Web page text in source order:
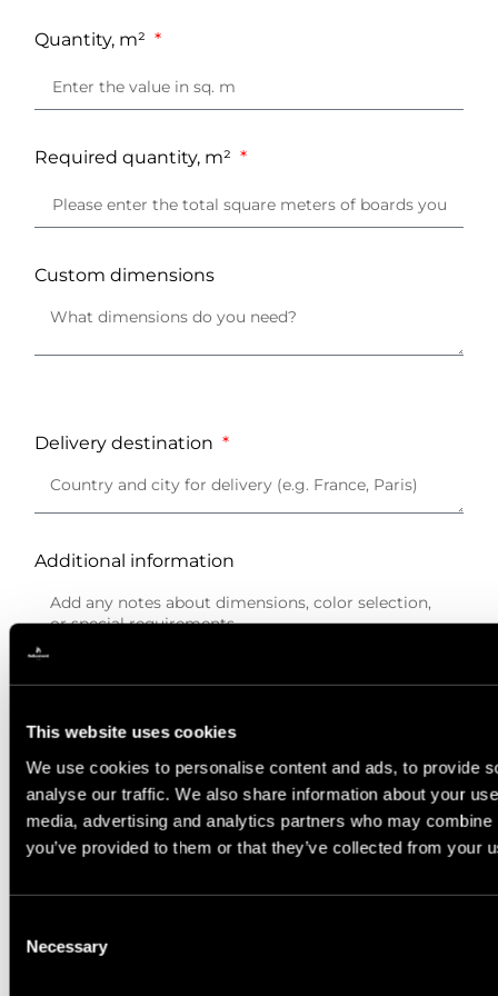
This website uses cookies
We use cookies to personalise content and ads, to provide
analyse our traffic. We also share information about your
media, advertising and analytics partners who may
you’ve provided to them or that they’ve collected from your
Selection
Necessary
Quantity, m²
Required quantity, m²
Custom dimensions
Delivery destination
Additional information
Please provide the email address for sending
Privacy Policy